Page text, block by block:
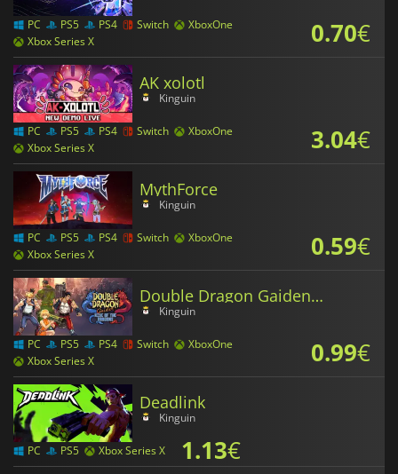
PC PS5 PS4 Switch
XboxOne
Xbox Series X
0.70€
AK xolotl
Kinguin
PC PS5 PS4 Switch
XboxOne
Xbox Series X
3.04€
MythForce
Kinguin
PC PS5 PS4 Switch
XboxOne
Xbox Series X
0.59€
Double Dragon Gaiden Rise Of The Dragons
Kinguin
PC PS5 PS4 Switch
XboxOne
Xbox Series X
0.99€
Deadlink
Kinguin
PC PS5 Xbox Series X 1.13€